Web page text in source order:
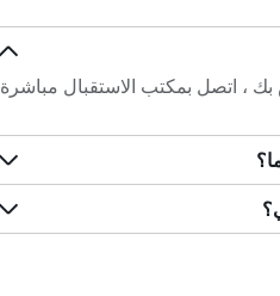
، اتصل بمكتب الاستقبال مباشرة